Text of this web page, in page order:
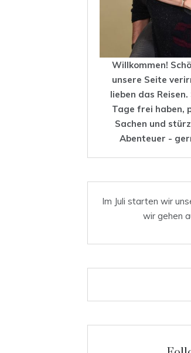
Willkommen!
unsere Seite
lieben das Reisen.
Tage frei haben,
Sachen und
Abenteuer -
Im Juli starten wir
wir gehen